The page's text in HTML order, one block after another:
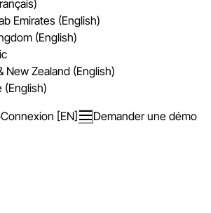
Emirates (English)
(English)
New Zealand (English)
(English)
Connexion [EN] Demander une démo